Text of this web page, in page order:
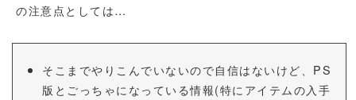
の注意点としては…
そこまでやりこんでいないので自信はないけど、PS
版とごっちゃになっている情報(特にアイテムの入手